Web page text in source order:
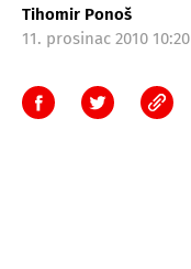
Tihomir Ponoš
11. prosinac 2010 10:20